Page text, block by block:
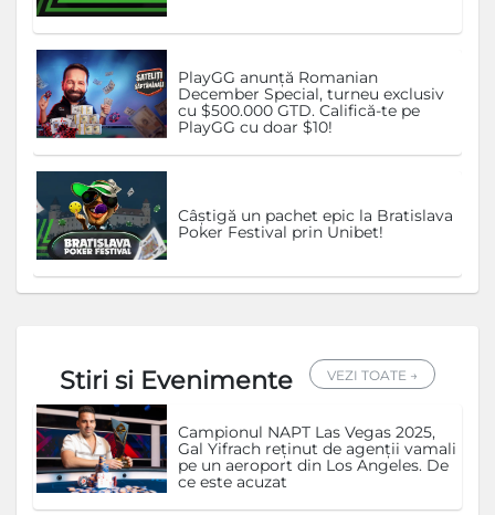
PlayGG anunță Romanian
December Special, turneu exclusiv
cu $500.000 GTD. Califică-te pe
PlayGG cu doar $10!
Câștigă un pachet epic la Bratislava
Poker Festival prin Unibet!
Stiri si Evenimente VEZI TOATE →
Campionul NAPT Las Vegas 2025,
Gal Yifrach reținut de agenții vamali
pe un aeroport din Los Angeles. De
ce este acuzat